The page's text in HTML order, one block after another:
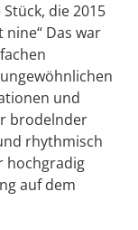
die 2015
Das war
und
brodelnder
rhythmisch
hochgradig
auf dem